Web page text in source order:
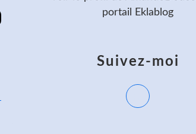
Suivez-moi
portail Eklablog